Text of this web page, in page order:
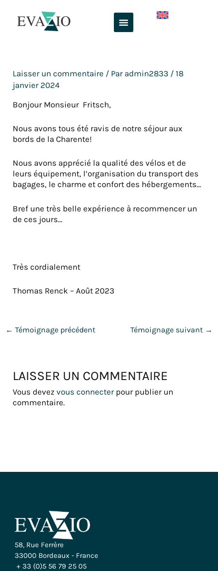
contenu
Laisser un commentaire / Par admin2833 /18
janvier 2024
Bonjour Monsieur Fritsch,
Nous avons tous été ravis de notre séjour aux
bords de la Charente!
Nous avons apprécié la qualité des vélos et de
leurs équipement, l’organisation du transport des
bagages, le charme et confort des hébergements…
Bref une très belle expérience à recommencer un
de ces jours…
Très cordialement
Thomas Renck – Août 2023
← Témoignage précédent Témoignage suivant →
LAISSER UN COMMENTAIRE
Vous devezvous connecterpour publier un
commentaire.
58, Rue Ferrère
33000 Bordeaux - France
+ 33 (0)5 56 79 25 05